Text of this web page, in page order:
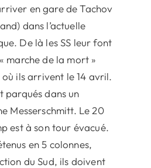
en gare de Tachov
dans l’actuelle
De là les SS leur font
marche de la mort »
ils arrivent le 14 avril.
parqués dans un
Messerschmitt. Le 20
est à son tour évacué.
en 5 colonnes,
du Sud, ils doivent